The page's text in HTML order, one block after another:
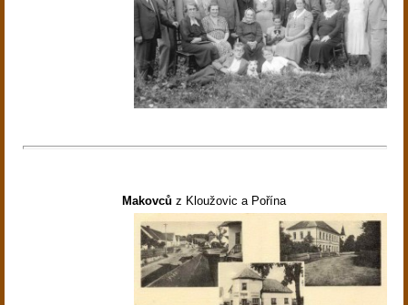
Makovců z Kloužovic a Pořína